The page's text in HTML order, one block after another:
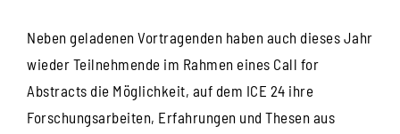
Neben geladenen Vortragenden haben auch dieses Jahr
wieder Teilnehmende im Rahmen eines Call for
Abstracts die Möglichkeit, auf dem ICE 24 ihre
Forschungsarbeiten, Erfahrungen und Thesen aus